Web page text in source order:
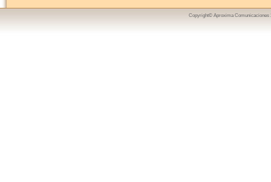
Copyright© Aproxima Comunicaciones